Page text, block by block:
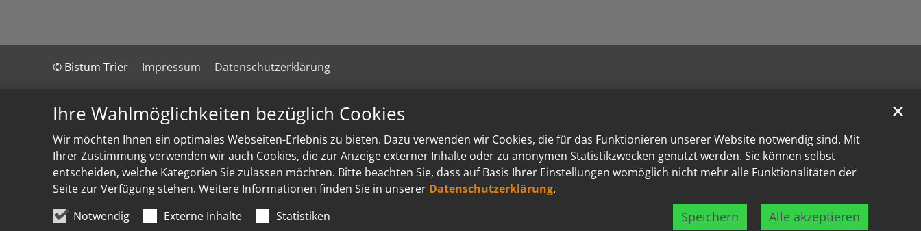
Ihre Wahlmöglichkeiten bezüglich Cookies
Wir möchten Ihnen ein optimales Webseiten-Erlebnis zu bieten. Dazu verwenden wir Cookies, die für das Funktionieren unserer Website notwendig sind. Mit
Ihrer Zustimmung verwenden wir auch Cookies, die zur Anzeige externer Inhalte oder zu anonymen Statistikzwecken genutzt werden. Sie können selbst
entscheiden, welche Kategorien Sie zulassen möchten. Bitte beachten Sie, dass auf Basis Ihrer Einstellungen womöglich nicht mehr alle Funktionalitäten der
Seite zur Verfügung stehen. Weitere Informationen finden Sie in unserer Datenschutzerklärung.
Notwendig
Externe Inhalte Statistiken Speichern Alle akzeptieren
✕
© Bistum Trier Impressum Datenschutzerklärung